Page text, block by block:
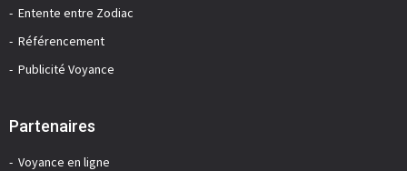
Entente entre Zodiac
Référencement
Publicité Voyance
Partenaires
Voyance en ligne